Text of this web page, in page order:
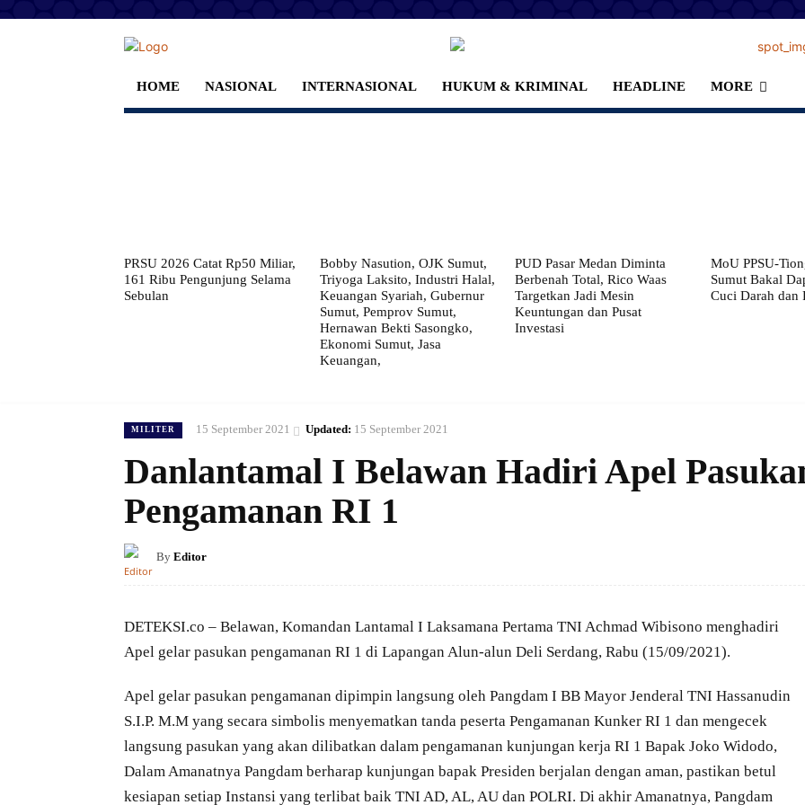
HOME NASIONAL INTERNASIONAL HUKUM & KRIMINAL HEADLINE MORE
PRSU 2026 Catat Rp50 Miliar,
161 Ribu Pengunjung Selama
Sebulan
Bobby Nasution, OJK Sumut,
Triyoga Laksito, Industri Halal,
Keuangan Syariah, Gubernur
Sumut, Pemprov Sumut,
Hernawan Bekti Sasongko,
Ekonomi Sumut, Jasa
Keuangan,
PUD Pasar Medan Diminta
Berbenah Total, Rico Waas
Targetkan Jadi Mesin
Keuntungan dan Pusat
Investasi
MoU PPSU-
Sumut Bakal
Cuci Darah dan
MILITER 15 September 2021 Updated: 15 September 2021
Danlantamal I Belawan Hadiri Apel
Pengamanan RI 1
By Editor
DETEKSI.co – Belawan, Komandan Lantamal I Laksamana Pertama TNI Achmad Wibisono menghadiri
Apel gelar pasukan pengamanan RI 1 di Lapangan Alun-alun Deli Serdang, Rabu (15/09/2021).
Apel gelar pasukan pengamanan dipimpin langsung oleh Pangdam I BB Mayor Jenderal TNI Hassanudin
S.I.P. M.M yang secara simbolis menyematkan tanda peserta Pengamanan Kunker RI 1 dan mengecek
langsung pasukan yang akan dilibatkan dalam pengamanan kunjungan kerja RI 1 Bapak Joko Widodo,
Dalam Amanatnya Pangdam berharap kunjungan bapak Presiden berjalan dengan aman, pastikan betul
kesiapan setiap Instansi yang terlibat baik TNI AD, AL, AU dan POLRI. Di akhir Amanatnya, Pangdam